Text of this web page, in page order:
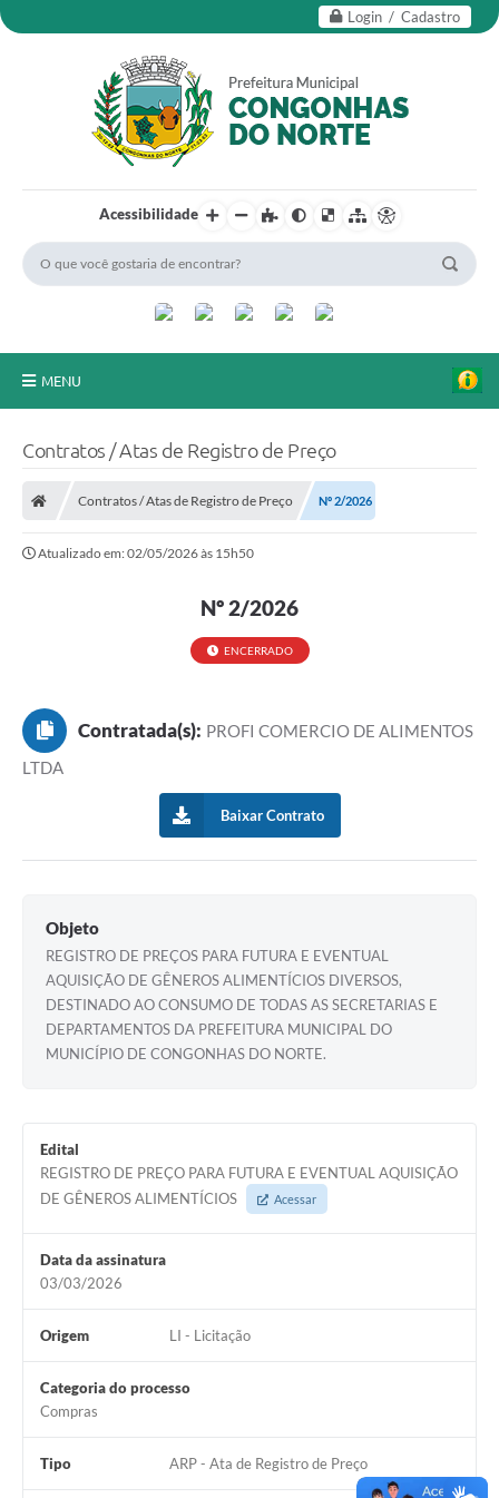
Login / Cadastro
Acessibilidade
MENU
Legislação
Telefones Úteis
Contratos / Atas de Registro de Preço
Contratos / Atas de Registro de Preço Nº 2/2026
Atualizado em: 02/05/2026 às 15h50
Nº 2/2026
ENCERRADO
Contratada(s): PROFI COMERCIO DE ALIMENTOS
LTDA
Baixar Contrato
Objeto
REGISTRO DE PREÇOS PARA FUTURA E EVENTUAL
AQUISIÇÃO DE GÊNEROS ALIMENTÍCIOS DIVERSOS,
DESTINADO AO CONSUMO DE TODAS AS SECRETARIAS E
DEPARTAMENTOS DA PREFEITURA MUNICIPAL DO
MUNICÍPIO DE CONGONHAS DO NORTE.
Edital
REGISTRO DE PREÇO PARA FUTURA E EVENTUAL AQUISIÇÃO
DE GÊNEROS ALIMENTÍCIOS
Acessar
Data da assinatura
03/03/2026
Origem LI - Licitação
Categoria do processo
Compras
Tipo ARP - Ata de Registro de Preço